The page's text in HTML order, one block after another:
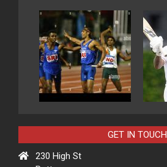
GET IN TOUCH
230 High St